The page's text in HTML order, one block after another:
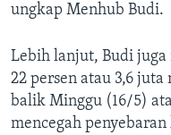
ungkap Menhub Budi.
Lebih lanjut, Budi juga
22 persen atau 3,6
balik Minggu (16/5)
mencegah